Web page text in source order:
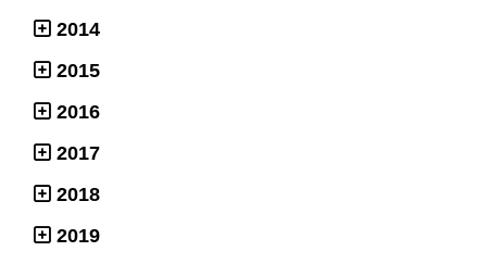
2014
2015
2016
2017
2018
2019